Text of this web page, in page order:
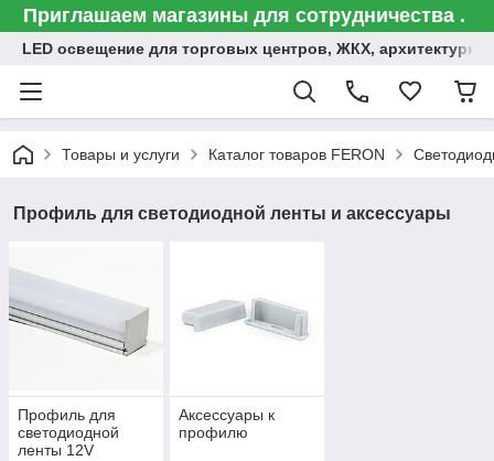
Приглашаем магазины для сотрудничества .
LED освещение для торговых центров, ЖКХ,
Товары и услуги Каталог товаров FERON
Профиль для светодиодной ленты и аксессуары
Профиль для
светодиодной
ленты 12V
Аксессуары к
профилю